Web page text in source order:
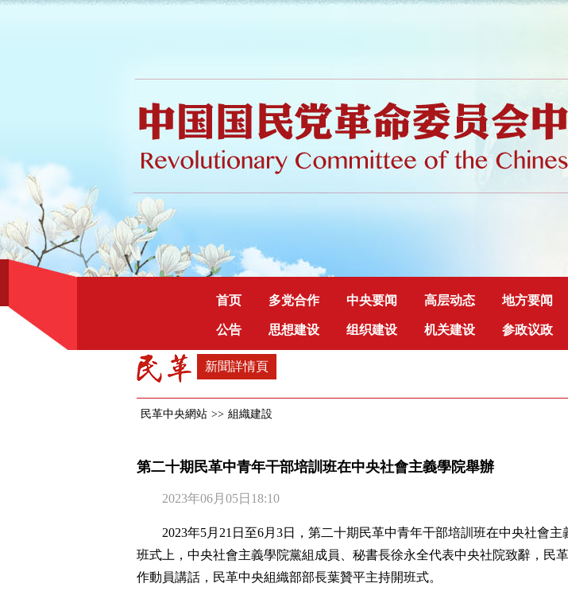
首页 多党合作 中央要闻 高层动态 地方要闻
公告 思想建设 组织建设 机关建设 参政议政
新聞詳情頁
民革中央網站 >> 組織建設
第二十期民革中青年干部培訓班在中央社會主義學院舉辦
2023年06月05日18:10
2023年5月21日至6月3日，第二十期民革中青年干部培訓班在中央社會主
班式上，中央社會主義學院黨組成員、秘書長徐永全代表中央社院致辭，民
作動員講話，民革中央組織部部長葉贊平主持開班式。